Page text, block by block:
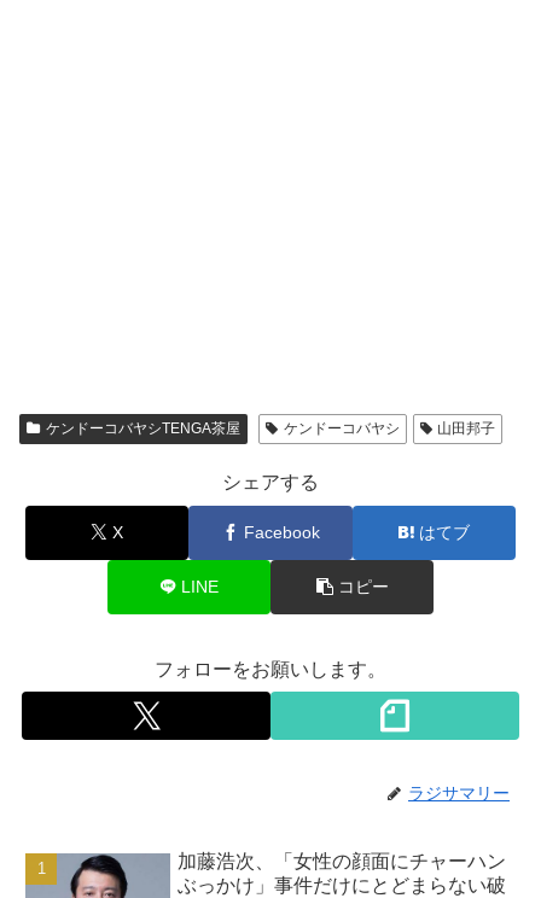
ケンドーコバヤシTENGA茶屋 ケンドーコバヤシ 山田邦子
シェアする
X Facebook はてブ
LINE コピー
フォローをお願いします。
ラジサマリー
加藤浩次、「女性の顔面にチャーハン
ぶっかけ」事件だけにとどまらない破